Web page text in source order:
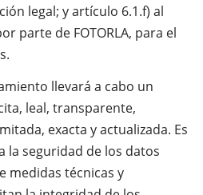
legal; y artículo 6.1.f) al
parte de FOTORLA, para el
llevará a cabo un
leal, transparente,
exacta y actualizada. Es
la seguridad de los datos
medidas técnicas y